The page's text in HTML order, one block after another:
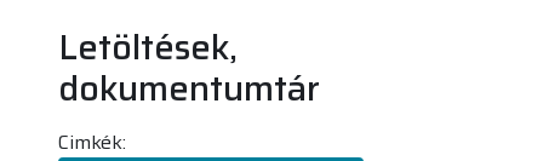
Letöltések,
dokumentumtár
Cimkék: